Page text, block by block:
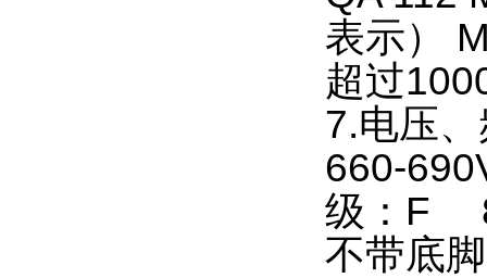
表示）
超过
7.电压
660-
级：F
不带底